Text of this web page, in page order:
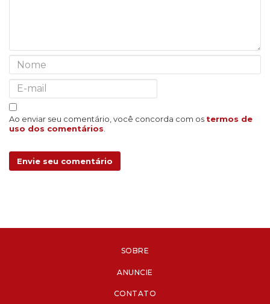
Ao enviar seu comentário, você concorda com os termos de
uso dos comentários.
Envie seu comentário
SOBRE
ANUNCIE
CONTATO